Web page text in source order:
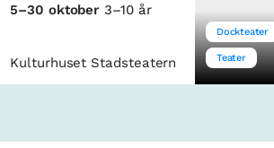
5–30 oktober 3–10 år
Kulturhuset Stadsteatern
Dockteater
Teater